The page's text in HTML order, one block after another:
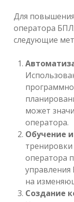
Для
оператора
следующие
может
оператора.
Обучение
оператора
на
Создание